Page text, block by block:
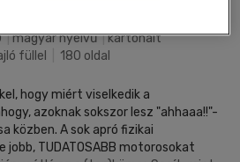
|magyar nyelvű|kartonált
füllel
180 oldal
hogy miért viselkedik a
azoknak sokszor lesz "ahhaaa!!"-
közben. A sok apró fizikai
TUDATOSABB motorosokat